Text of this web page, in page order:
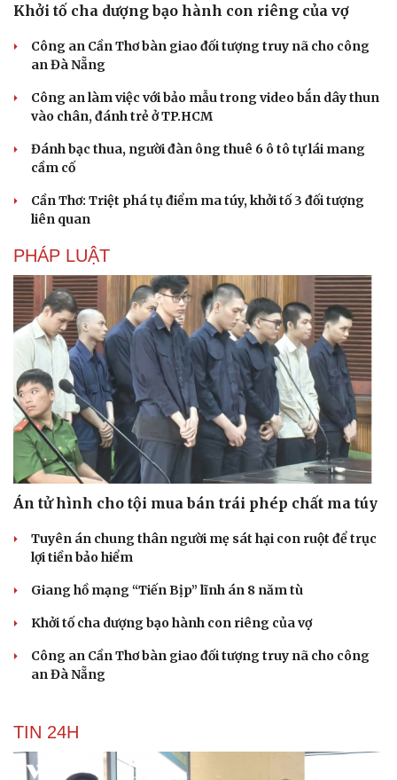
Văn hóa
Văn học
Âm nhạc
Di sản
Thời trang
Khởi tố cha dượng bạo hành con riêng của vợ
Công an Cần Thơ bàn giao đối tượng truy nã cho công
an Đà Nẵng
Công an làm việc với bảo mẫu trong video bắn dây thun
vào chân, đánh trẻ ở TP.HCM
Đánh bạc thua, người đàn ông thuê 6 ô tô tự lái mang
cầm cố
Cần Thơ: Triệt phá tụ điểm ma túy, khởi tố 3 đối tượng
liên quan
PHÁP LUẬT
Án tử hình cho tội mua bán trái phép chất ma túy
Tuyên án chung thân người mẹ sát hại con ruột để trục
lợi tiền bảo hiểm
Giang hồ mạng “Tiến Bịp” lĩnh án 8 năm tù
Khởi tố cha dượng bạo hành con riêng của vợ
Công an Cần Thơ bàn giao đối tượng truy nã cho công
an Đà Nẵng
TIN 24H